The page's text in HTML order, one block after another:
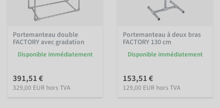
Portemanteau double
FACTORY avec gradation
Disponible immédiatement
391,51 €
329,00 EUR hors TVA
Portemanteau à deux bras
FACTORY 130 cm
Disponible immédiatement
153,51 €
129,00 EUR hors TVA